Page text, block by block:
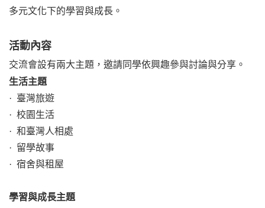
多元文化下的學習與成長。
活動內容
交流會設有兩大主題，邀請同學依興趣參與討論與分享。
生活主題
· 臺灣旅遊
· 校園生活
· 和臺灣人相處
· 留學故事
· 宿舍與租屋
學習與成長主題